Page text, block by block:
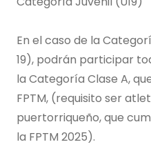
En el caso de la
19), podrán participar
la Categoría Clase A,
FPTM, (requisito ser
puertorriqueño, que
la FPTM 2025).